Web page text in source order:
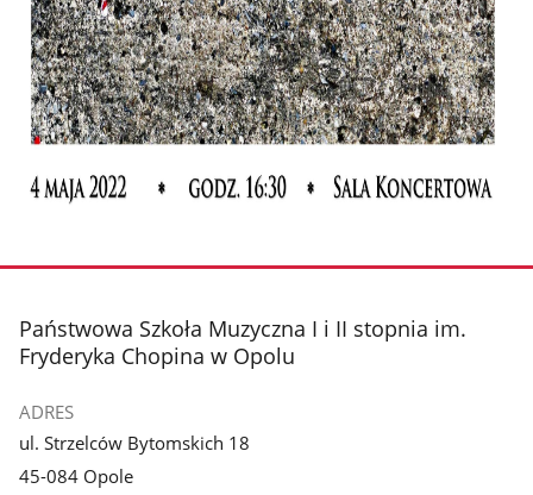
stopka
Państwowa Szkoła Muzyczna I i II stopnia im.
Fryderyka Chopina w Opolu
ADRES
ul. Strzelców Bytomskich 18
45-084 Opole